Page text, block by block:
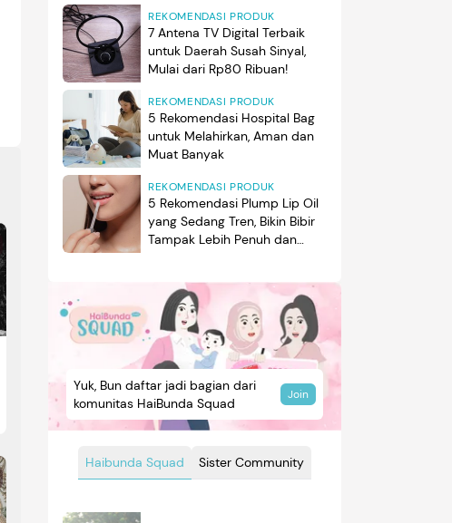
REKOMENDASI PRODUK
7 Antena TV Digital Terbaik
untuk Daerah Susah Sinyal,
Mulai dari Rp80 Ribuan!
REKOMENDASI PRODUK
5 Rekomendasi Hospital Bag
untuk Melahirkan, Aman dan
Muat Banyak
REKOMENDASI PRODUK
5 Rekomendasi Plump Lip Oil
yang Sedang Tren, Bikin Bibir
Tampak Lebih Penuh dan
Haibunda Squad Sister Community
Yuk, Bun daftar jadi bagian dari
komunitas HaiBunda Squad
Join